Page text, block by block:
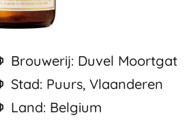
Brouwerij: Duvel Moortgat
Stad: Puurs, Vlaanderen
Land: Belgium